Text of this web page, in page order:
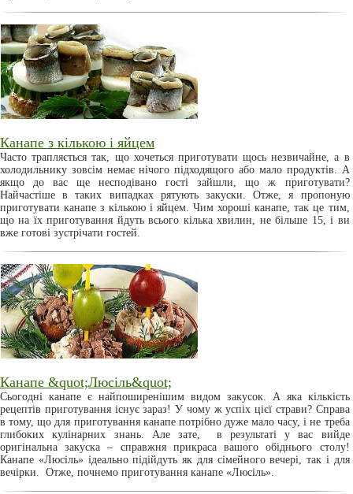
Канапе з кількою і яйцем
Часто трапляється так, що хочеться приготувати щось незвичайне, а в
холодильнику зовсім немає нічого підходящого або мало продуктів. А
якщо до вас ще несподівано гості зайшли, що ж приготувати?
Найчастіше в таких випадках рятують закуски. Отже, я пропоную
приготувати канапе з кількою і яйцем. Чим хороші канапе, так це тим,
що на їх приготування йдуть всього кілька хвилин, не більше 15, і ви
вже готові зустрічати гостей.
Канапе &quot;Люсіль&quot;
Сьогодні канапе є найпоширенішим видом закусок. А яка кількість
рецептів приготування існує зараз! У чому ж успіх цієї страви? Справа
в тому, що для приготування канапе потрібно дуже мало часу, і не треба
глибоких кулінарних знань. Але зате, в результаті у вас вийде
оригінальна закуска – справжня прикраса вашого обіднього столу!
Канапе «Люсіль» ідеально підійдуть як для сімейного вечері, так і для
вечірки. Отже, почнемо приготування канапе «Люсіль».